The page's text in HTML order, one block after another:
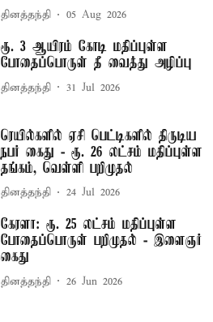
தினத்தந்தி 05 Aug 2026
ரூ. 3 ஆயிரம் கோடி மதிப்புள்ள
போதைப்பொருள் தீ வைத்து அழிப்பு
தினத்தந்தி 31 Jul 2026
ரெயில்களில் ஏசி பெட்டிகளில் திருடிய
நபர் கைது - ரூ. 26 லட்சம் மதிப்புள்ள
தங்கம், வெள்ளி பறிமுதல்
தினத்தந்தி 24 Jul 2026
கேரளா: ரூ. 25 லட்சம் மதிப்புள்ள
போதைப்பொருள் பறிமுதல் - இளைஞர்
கைது
தினத்தந்தி 26 Jun 2026